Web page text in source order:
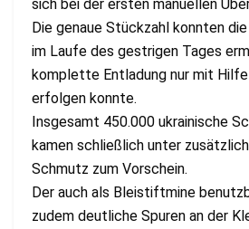
sich bei der ersten manuellen
Die genaue Stückzahl konnten
im Laufe des gestrigen Tages
komplette Entladung nur mit Hilfe
erfolgen konnte.
Insgesamt 450.000 ukrainische
kamen schließlich unter
Schmutz zum Vorschein.
Der auch als Bleistiftmine
zudem deutliche Spuren an der